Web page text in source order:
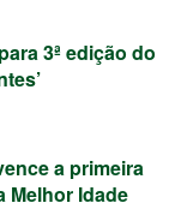
3ª edição do
a primeira
Melhor Idade